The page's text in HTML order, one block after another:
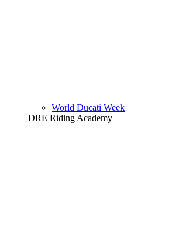
World Ducati Week
DRE Riding Academy